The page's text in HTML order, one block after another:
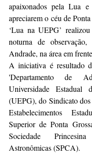
apaixonados pela Lua e
apreciarem o céu de
‘Lua na UEPG’
noturna de
Andrade, na área em
A iniciativa é resultado
'Departamento de
Universidade Estadual
(UEPG), do Sindicato
Estabelecimentos
Superior de Ponta
Sociedade
Astronômicas (SPCA).